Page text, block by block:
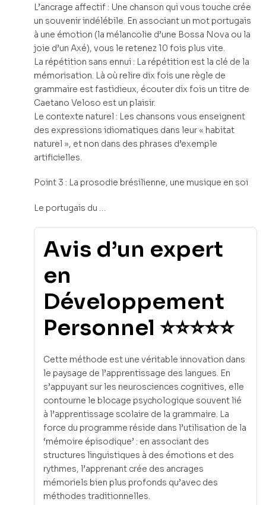
L’ancrage affectif : Une chanson qui vous touche crée
un souvenir indélébile. En associant un mot portugais
à une émotion (la mélancolie d’une Bossa Nova ou la
joie d’un Axé), vous le retenez 10 fois plus vite.
La répétition sans ennui : La répétition est la clé de la
mémorisation. Là où relire dix fois une règle de
grammaire est fastidieux, écouter dix fois un titre de
Caetano Veloso est un plaisir.
Le contexte naturel : Les chansons vous enseignent
des expressions idiomatiques dans leur « habitat
naturel », et non dans des phrases d’exemple
artificielles.
Point 3 : La prosodie brésilienne, une musique en soi
Le portugais du …
Avis d’un expert
en
Développement
Personnel ⭐⭐⭐⭐⭐
Cette méthode est une véritable innovation dans
le paysage de l’apprentissage des langues. En
s’appuyant sur les neurosciences cognitives, elle
contourne le blocage psychologique souvent lié
à l’apprentissage scolaire de la grammaire. La
force du programme réside dans l’utilisation de la
‘mémoire épisodique’ : en associant des
structures linguistiques à des émotions et des
rythmes, l’apprenant crée des ancrages
mémoriels bien plus profonds qu’avec des
méthodes traditionnelles.